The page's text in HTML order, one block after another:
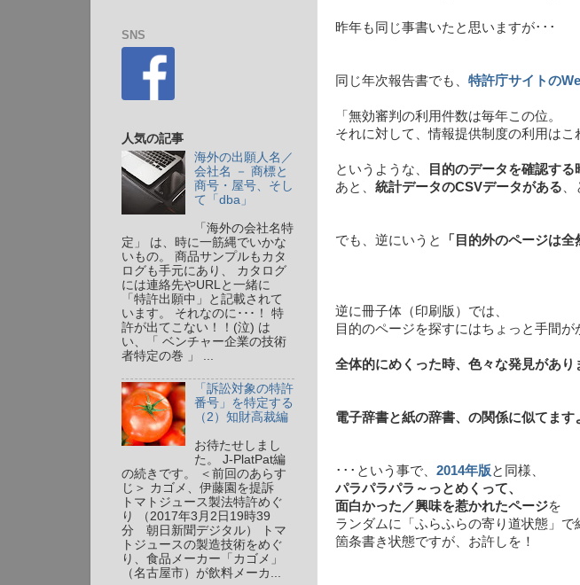
昨年も同じ事書いたと思いますが･･･
同じ年次報告書でも、 特許庁サイトの
「無効審判の利用件数は毎年この位。
それに対して、情報提供制度の利用はこ
というような、 目的のデータを確認する
あと、 統計データのCSVデータがある
でも、逆にいうと 「目的外のページは全
逆に冊子体（印刷版）では、
目的のページを探すにはちょっと手間が
全体的にめくった時、色々な発見があり
電子辞書と紙の辞書、の関係に似てます
･･･という事で、 2014年版と同様、
パラパラパラ～っとめくって、
面白かった／興味を惹かれたページを
ランダムに「ふらふらの寄り道状態」で
箇条書き状態ですが、お許しを！
SNS
人気の記事
海外の出願人名／
会社名 － 商標と
商号・屋号、そし
て「dba」
「海外の会社名特
定」 は、時に一筋縄でいかな
いもの。 商品サンプルもカタ
ログも手元にあり、 カタログ
には連絡先やURLと一緒に
「特許出願中」と記載されて
います。 それなのに･･･！ 特
許が出てこない！！(泣) は
い、「 ベンチャー企業の技術
者特定の巻 」 ...
「訴訟対象の特許
番号」を特定する
（2）知財高裁編
お待たせしまし
た。 J-PlatPat編
の続きです。 ＜前回のあらす
じ＞ カゴメ、伊藤園を提訴
トマトジュース製法特許めぐ
り （2017年3月2日19時39
分 朝日新聞デジタル） トマ
トジュースの製造技術をめぐ
り、食品メーカー「カゴメ」
（名古屋市）が飲料メーカ...